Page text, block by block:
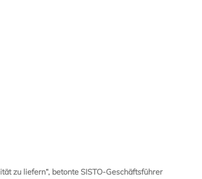
zu liefern“, betonte SISTO-Geschäftsführer